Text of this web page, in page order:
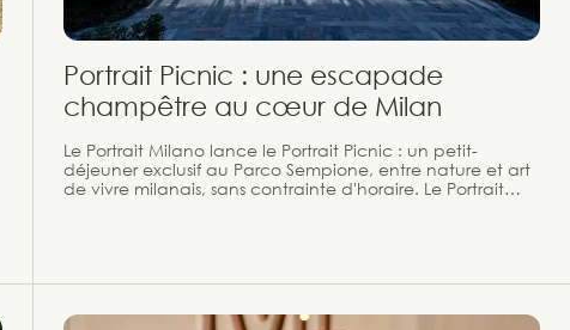
Portrait Picnic : une escapade
champêtre au cœur de Milan
Le Portrait Milano lance le Portrait Picnic : un petit-
déjeuner exclusif au Parco Sempione, entre nature et art
de vivre milanais, sans contrainte d'horaire. Le Portrait
Parco Sempione, l'un des plus beaux jardins historiques